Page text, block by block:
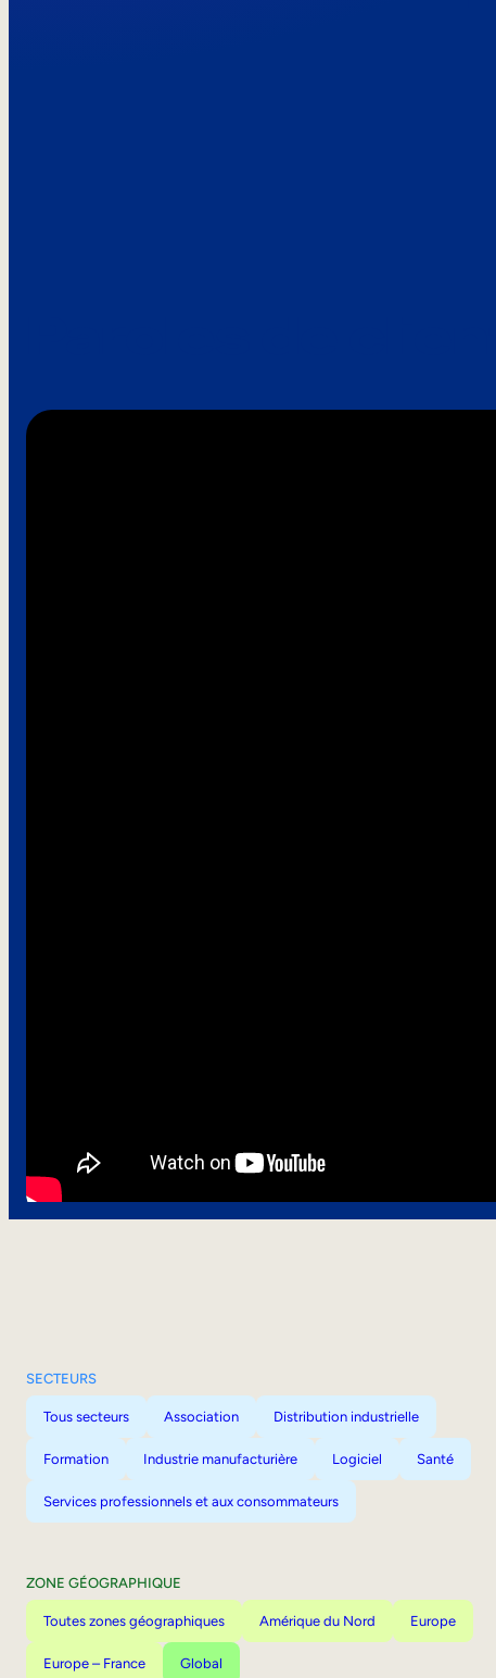
SECTEURS
Tous secteurs Association Distribution industrielle
Formation Industrie manufacturière Logiciel Santé
Services professionnels et aux consommateurs
ZONE GÉOGRAPHIQUE
Toutes zones géographiques Amérique du Nord Europe
Europe – France Global